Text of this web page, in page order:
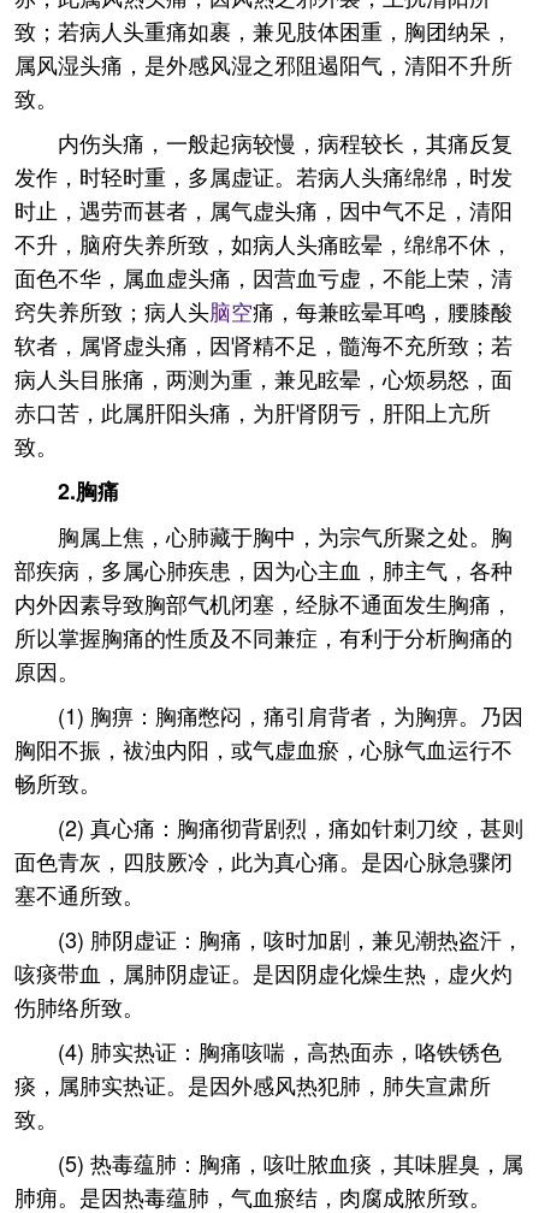
致；若病人头重痛如裹，兼见肢体困重，胸团纳呆，
属风湿头痛，是外感风湿之邪阻遏阳气，清阳不升所
致。
内伤头痛，一般起病较慢，病程较长，其痛反复
发作，时轻时重，多属虚证。若病人头痛绵绵，时发
时止，遇劳而甚者，属气虚头痛，因中气不足，清阳
不升，脑府失养所致，如病人头痛眩晕，绵绵不休，
面色不华，属血虚头痛，因营血亏虚，不能上荣，清
窍失养所致；病人头脑空痛，每兼眩晕耳鸣，腰膝酸
软者，属肾虚头痛，因肾精不足，髓海不充所致；若
病人头目胀痛，两测为重，兼见眩晕，心烦易怒，面
赤口苦，此属肝阳头痛，为肝肾阴亏，肝阳上亢所
致。
2.胸痛
胸属上焦，心肺藏于胸中，为宗气所聚之处。胸
部疾病，多属心肺疾患，因为心主血，肺主气，各种
内外因素导致胸部气机闭塞，经脉不通面发生胸痛，
所以掌握胸痛的性质及不同兼症，有利于分析胸痛的
原因。
(1) 胸痹：胸痛憋闷，痛引肩背者，为胸痹。乃因
胸阳不振，袚浊内阳，或气虚血瘀，心脉气血运行不
畅所致。
(2) 真心痛：胸痛彻背剧烈，痛如针刺刀绞，甚则
面色青灰，四肢厥冷，此为真心痛。是因心脉急骤闭
塞不通所致。
(3) 肺阴虚证：胸痛，咳时加剧，兼见潮热盗汗，
咳痰带血，属肺阴虚证。是因阴虚化燥生热，虚火灼
伤肺络所致。
(4) 肺实热证：胸痛咳喘，高热面赤，咯铁锈色
痰，属肺实热证。是因外感风热犯肺，肺失宣肃所
致。
(5) 热毒蕴肺：胸痛，咳吐脓血痰，其味腥臭，属
肺痈。是因热毒蕴肺，气血瘀结，肉腐成脓所致。